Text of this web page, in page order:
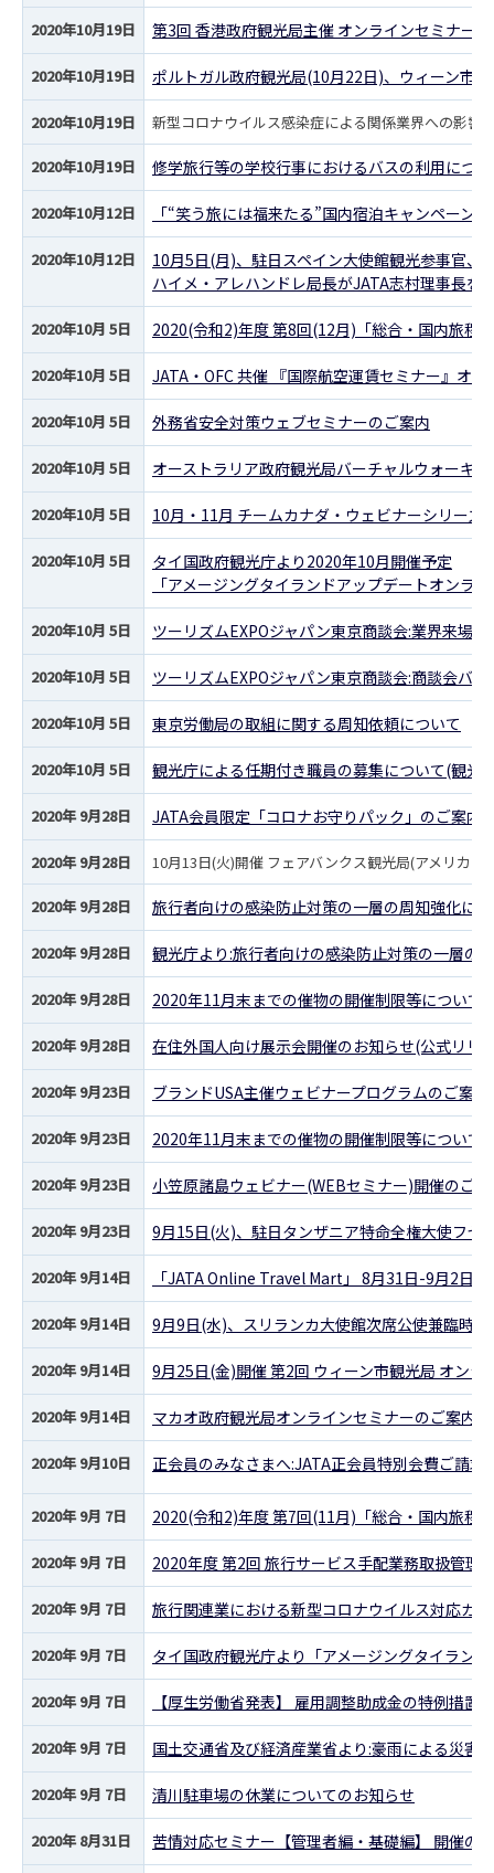
2020年10月19日 第3回 香港政府観光局主催 オンラインセミナー
2020年10月19日 ポルトガル政府観光局(10月22日)、ウィーン市
2020年10月19日 新型コロナウイルス感染症による関係業界への影響
2020年10月19日 修学旅行等の学校行事におけるバスの利用につ
2020年10月12日 「“笑う旅には福来たる”国内宿泊キャンペーン
2020年10月12日
10月5日(月)、駐日スペイン大使館観光参事官、
ハイメ・アレハンドレ局長がJATA志村理事長を
2020年10月 5日 2020(令和2)年度 第8回(12月)「総合・国内旅程
2020年10月 5日 JATA・OFC 共催 『国際航空運賃セミナー』オ
2020年10月 5日 外務省安全対策ウェブセミナーのご案内
2020年10月 5日 オーストラリア政府観光局バーチャルウォーキ
2020年10月 5日 10月・11月 チームカナダ・ウェビナーシリーズ
2020年10月 5日
タイ国政府観光庁より2020年10月開催予定
「アメージングタイランドアップデートオンラ
2020年10月 5日 ツーリズムEXPOジャパン東京商談会:業界来場
2020年10月 5日 ツーリズムEXPOジャパン東京商談会:商談会バ
2020年10月 5日 東京労働局の取組に関する周知依頼について
2020年10月 5日 観光庁による任期付き職員の募集について(観光
2020年 9月28日 JATA会員限定「コロナお守りパック」のご案内
2020年 9月28日 10月13日(火)開催 フェアバンクス観光局(アメリカ
2020年 9月28日 旅行者向けの感染防止対策の一層の周知強化に
2020年 9月28日 観光庁より:旅行者向けの感染防止対策の一層の
2020年 9月28日 2020年11月末までの催物の開催制限等について(
2020年 9月28日 在住外国人向け展示会開催のお知らせ(公式リリ
2020年 9月23日 ブランドUSA主催ウェビナープログラムのご案
2020年 9月23日 2020年11月末までの催物の開催制限等について
2020年 9月23日 小笠原諸島ウェビナー(WEBセミナー)開催のご
2020年 9月23日 9月15日(火)、駐日タンザニア特命全権大使フセ
2020年 9月14日 「JATA Online Travel Mart」 8月31日-9月2日
2020年 9月14日 9月9日(水)、スリランカ大使館次席公使兼臨時
2020年 9月14日 9月25日(金)開催 第2回 ウィーン市観光局 オンラ
2020年 9月14日 マカオ政府観光局オンラインセミナーのご案内
2020年 9月10日 正会員のみなさまへ:JATA正会員特別会費ご請
2020年 9月 7日 2020(令和2)年度 第7回(11月)「総合・国内旅程
2020年 9月 7日 2020年度 第2回 旅行サービス手配業務取扱管理
2020年 9月 7日 旅行関連業における新型コロナウイルス対応ガ
2020年 9月 7日 タイ国政府観光庁より「アメージングタイラン
2020年 9月 7日 【厚生労働省発表】 雇用調整助成金の特例措置
2020年 9月 7日 国土交通省及び経済産業省より:豪雨による災害
2020年 9月 7日 清川駐車場の休業についてのお知らせ
2020年 8月31日 苦情対応セミナー【管理者編・基礎編】 開催の